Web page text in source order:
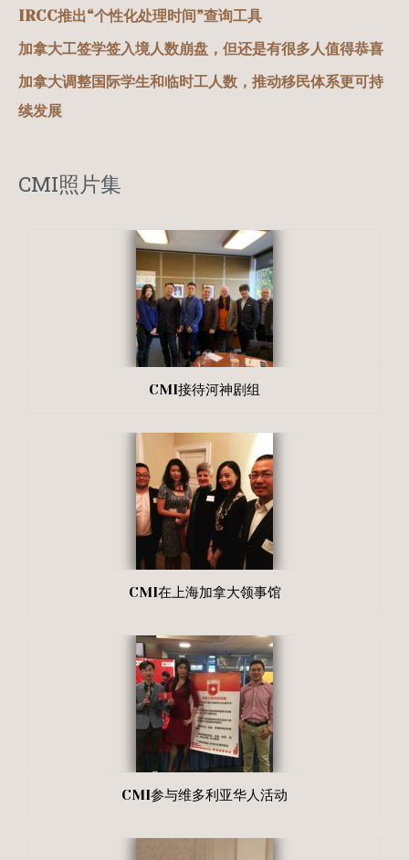
IRCC推出“个性化处理时间”查询工具
加拿大工签学签入境人数崩盘，但还是有很多人值得恭喜
加拿大调整国际学生和临时工人数，推动移民体系更可持
续发展
CMI照片集
CMI接待河神剧组
CMI在上海加拿大领事馆
CMI参与维多利亚华人活动